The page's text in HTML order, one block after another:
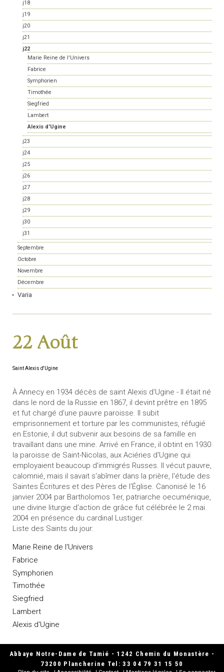
j18
j19
j20
j21
j22
Marie Reine de l'Univers
Fabrice
Symphorien
Timothée
Siegfried
Lambert
Alexis d'Ugine
j23
j24
j25
j26
j27
j28
j29
j30
j31
Septembre
Octobre
Novembre
Décembre
Varia
22 Août
Saint Alexis d'Ugine
À Annecy en 1934 décès de saint Alexis d'Ugine - Il était né
dans le nord de la Russie en 1867, il devint prêtre en 1895
et fut chargé d'une pauvre paroisse. Il subit
emprisonnement et torture par les communistes, réfugié
en Estonie, il dut subvenir aux besoins de sa famille en
travaillant dans une mine. Arrivé en France, il obtint en 1930
la paroisse de Saint-Nicolas, aux Aciéries d'Ugine qui
employaient beaucoup d'immigrés Russes. Il vécut pauvre,
calomnié, mais il savait s'abîmer dans la prière, l'étude des
Saintes Écritures et des Pères de l'Église. Canonisé le 16
janvier 2004 par Bartholomos 1er, patriarche oecuménique,
une divine liturgie d'action de grâce fut célébrée le 2 mai
2004 en présence du cardinal Lustiger.
Liste des Saints du jour:
Marie Reine de l'Univers
Fabrice
Symphorien
Timothée
Siegfried
Lambert
Alexis d'Ugine
Abbaye Notre-Dame de Tamié - 1242 Chemin du Monastère -
73200 Plancherine Tel: 33 04 79 31 15 50